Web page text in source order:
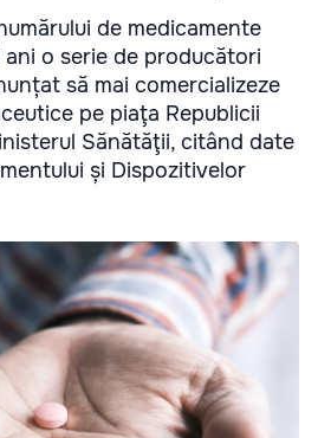
de medicamente
o serie de producători
să mai comercializeze
pe piaţa Republicii
Sănătăţii, citând date
și Dispozitivelor